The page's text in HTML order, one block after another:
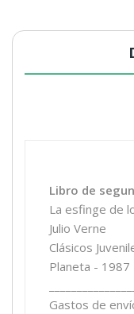
Libro de
La esfinge de
Julio Verne
Clásicos
Planeta - 1987
Gastos de